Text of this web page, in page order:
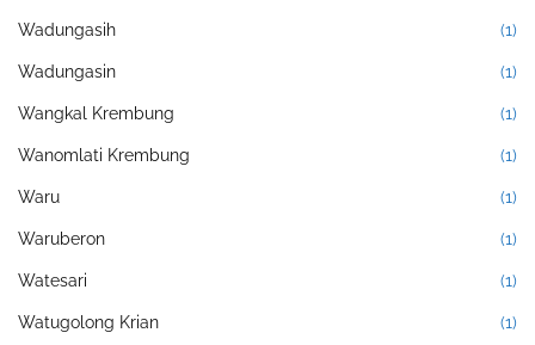
Wadungasih (1)
Wadungasin (1)
Wangkal Krembung (1)
Wanomlati Krembung (1)
Waru (1)
Waruberon (1)
Watesari (1)
Watugolong Krian (1)